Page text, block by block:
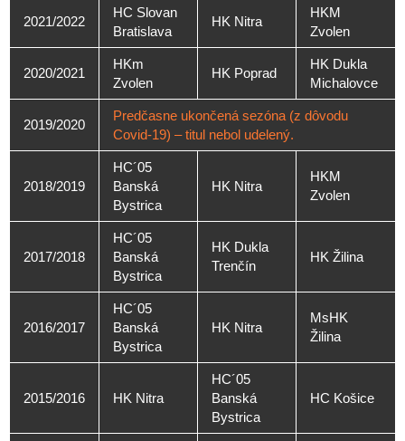
2021/2022
HC Slovan
Bratislava
HK Nitra
HKM
Zvolen
2020/2021
HKm
Zvolen
HK Poprad
HK Dukla
Michalovce
2019/2020
Predčasne ukončená sezóna (z dôvodu
Covid-19) – titul nebol udelený.
2018/2019
HC´05
Banská
Bystrica
HK Nitra
HKM
Zvolen
2017/2018
HC´05
Banská
Bystrica
HK Dukla
Trenčín
HK Žilina
2016/2017
HC´05
Banská
Bystrica
HK Nitra
MsHK
Žilina
2015/2016 HK Nitra
HC´05
Banská
Bystrica
HC Košice